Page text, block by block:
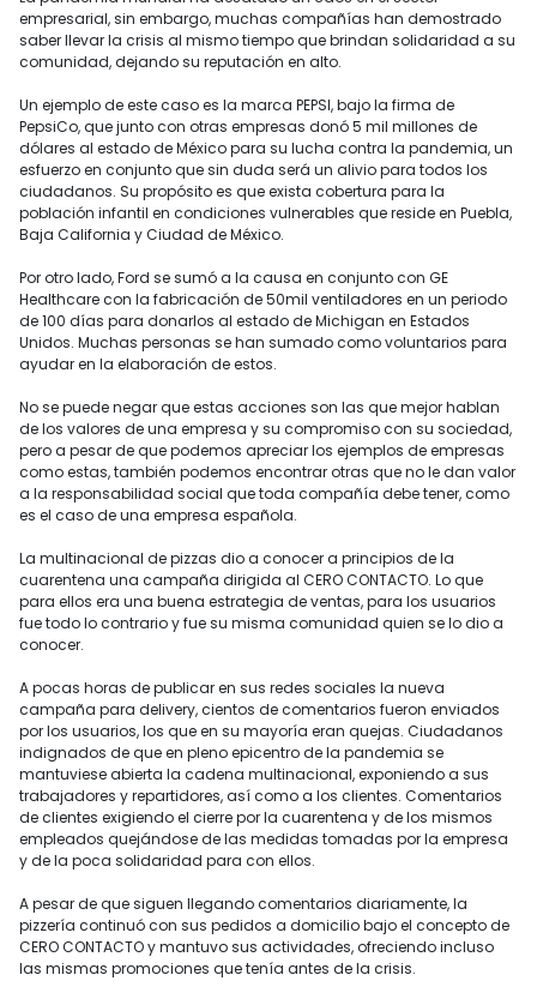
empresarial, sin embargo, muchas compañías han demostrado
saber llevar la crisis al mismo tiempo que brindan solidaridad a su
comunidad, dejando su reputación en alto.
Un ejemplo de este caso es la marca PEPSI, bajo la firma de
PepsiCo, que junto con otras empresas donó 5 mil millones de
dólares al estado de México para su lucha contra la pandemia, un
esfuerzo en conjunto que sin duda será un alivio para todos los
ciudadanos. Su propósito es que exista cobertura para la
población infantil en condiciones vulnerables que reside en Puebla,
Baja California y Ciudad de México.
Por otro lado, Ford se sumó a la causa en conjunto con GE
Healthcare con la fabricación de 50mil ventiladores en un periodo
de 100 días para donarlos al estado de Michigan en Estados
Unidos. Muchas personas se han sumado como voluntarios para
ayudar en la elaboración de estos.
No se puede negar que estas acciones son las que mejor hablan
de los valores de una empresa y su compromiso con su sociedad,
pero a pesar de que podemos apreciar los ejemplos de empresas
como estas, también podemos encontrar otras que no le dan valor
a la responsabilidad social que toda compañía debe tener, como
es el caso de una empresa española.
La multinacional de pizzas dio a conocer a principios de la
cuarentena una campaña dirigida al CERO CONTACTO. Lo que
para ellos era una buena estrategia de ventas, para los usuarios
fue todo lo contrario y fue su misma comunidad quien se lo dio a
conocer.
A pocas horas de publicar en sus redes sociales la nueva
campaña para delivery, cientos de comentarios fueron enviados
por los usuarios, los que en su mayoría eran quejas. Ciudadanos
indignados de que en pleno epicentro de la pandemia se
mantuviese abierta la cadena multinacional, exponiendo a sus
trabajadores y repartidores, así como a los clientes. Comentarios
de clientes exigiendo el cierre por la cuarentena y de los mismos
empleados quejándose de las medidas tomadas por la empresa
y de la poca solidaridad para con ellos.
A pesar de que siguen llegando comentarios diariamente, la
pizzería continuó con sus pedidos a domicilio bajo el concepto de
CERO CONTACTO y mantuvo sus actividades, ofreciendo incluso
las mismas promociones que tenía antes de la crisis.